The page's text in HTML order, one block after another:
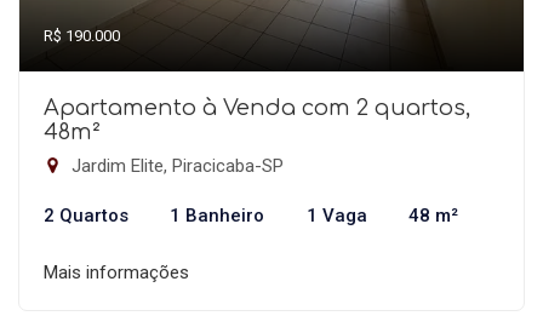
R$ 190.000
Apartamento à Venda com 2 quartos,
48m²
Jardim Elite, Piracicaba-SP
2 Quartos 1 Banheiro 1 Vaga 48 m²
Mais informações